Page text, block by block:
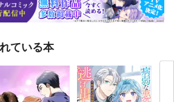
ている本